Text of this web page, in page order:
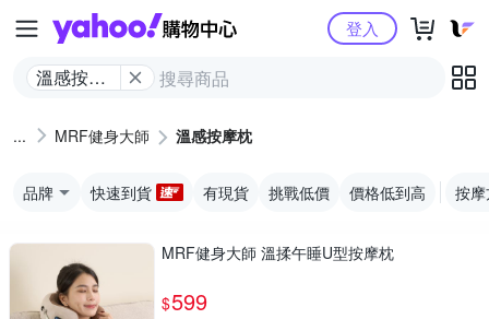
Yahoo購物中心
溫感按摩
登入
MRF健身大師 溫感按摩枕
品牌 快速到貨 有現貨 挑戰低價 價格低到高 按
MRF健身大師 溫揉午睡U型按摩枕
$599